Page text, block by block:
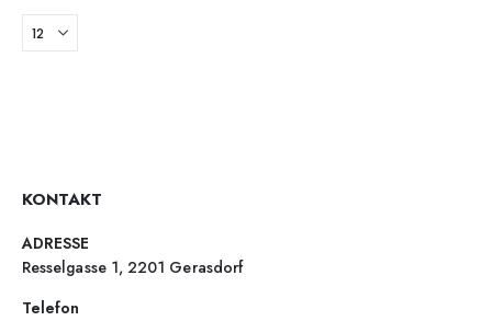
KONTAKT
ADRESSE
Resselgasse 1, 2201 Gerasdorf
Telefon